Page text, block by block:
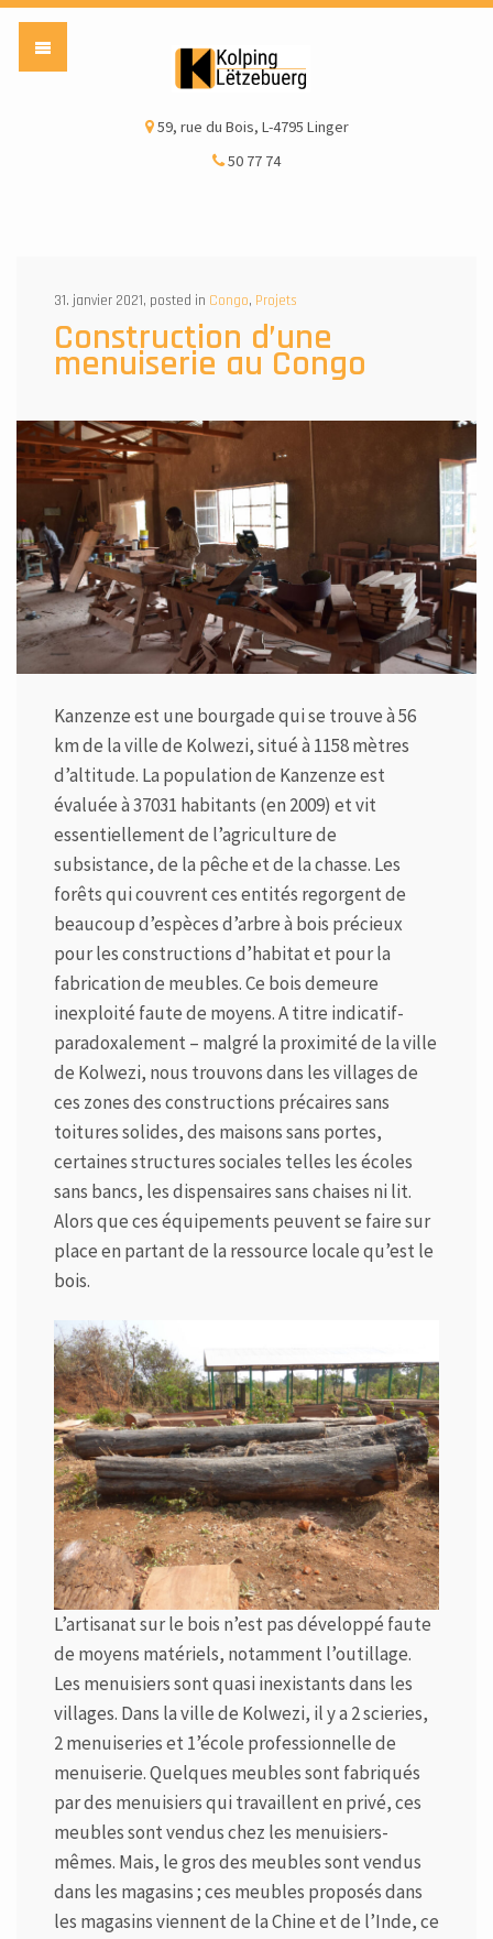
59, rue du Bois, L-4795 Linger
50 77 74
31. janvier 2021, posted in Congo, Projets
Construction d’une
menuiserie au Congo
Kanzenze est une bourgade qui se trouve à 56
km de la ville de Kolwezi, situé à 1158 mètres
d’altitude. La population de Kanzenze est
évaluée à 37031 habitants (en 2009) et vit
essentiellement de l’agriculture de
subsistance, de la pêche et de la chasse. Les
forêts qui couvrent ces entités regorgent de
beaucoup d’espèces d’arbre à bois précieux
pour les constructions d’habitat et pour la
fabrication de meubles. Ce bois demeure
inexploité faute de moyens. A titre indicatif-
paradoxalement – malgré la proximité de la ville
de Kolwezi, nous trouvons dans les villages de
ces zones des constructions précaires sans
toitures solides, des maisons sans portes,
certaines structures sociales telles les écoles
sans bancs, les dispensaires sans chaises ni lit.
Alors que ces équipements peuvent se faire sur
place en partant de la ressource locale qu’est le
bois.
L’artisanat sur le bois n’est pas développé faute
de moyens matériels, notamment l’outillage.
Les menuisiers sont quasi inexistants dans les
villages. Dans la ville de Kolwezi, il y a 2 scieries,
2 menuiseries et 1’école professionnelle de
menuiserie. Quelques meubles sont fabriqués
par des menuisiers qui travaillent en privé, ces
meubles sont vendus chez les menuisiers-
mêmes. Mais, le gros des meubles sont vendus
dans les magasins ; ces meubles proposés dans
les magasins viennent de la Chine et de l’Inde, ce